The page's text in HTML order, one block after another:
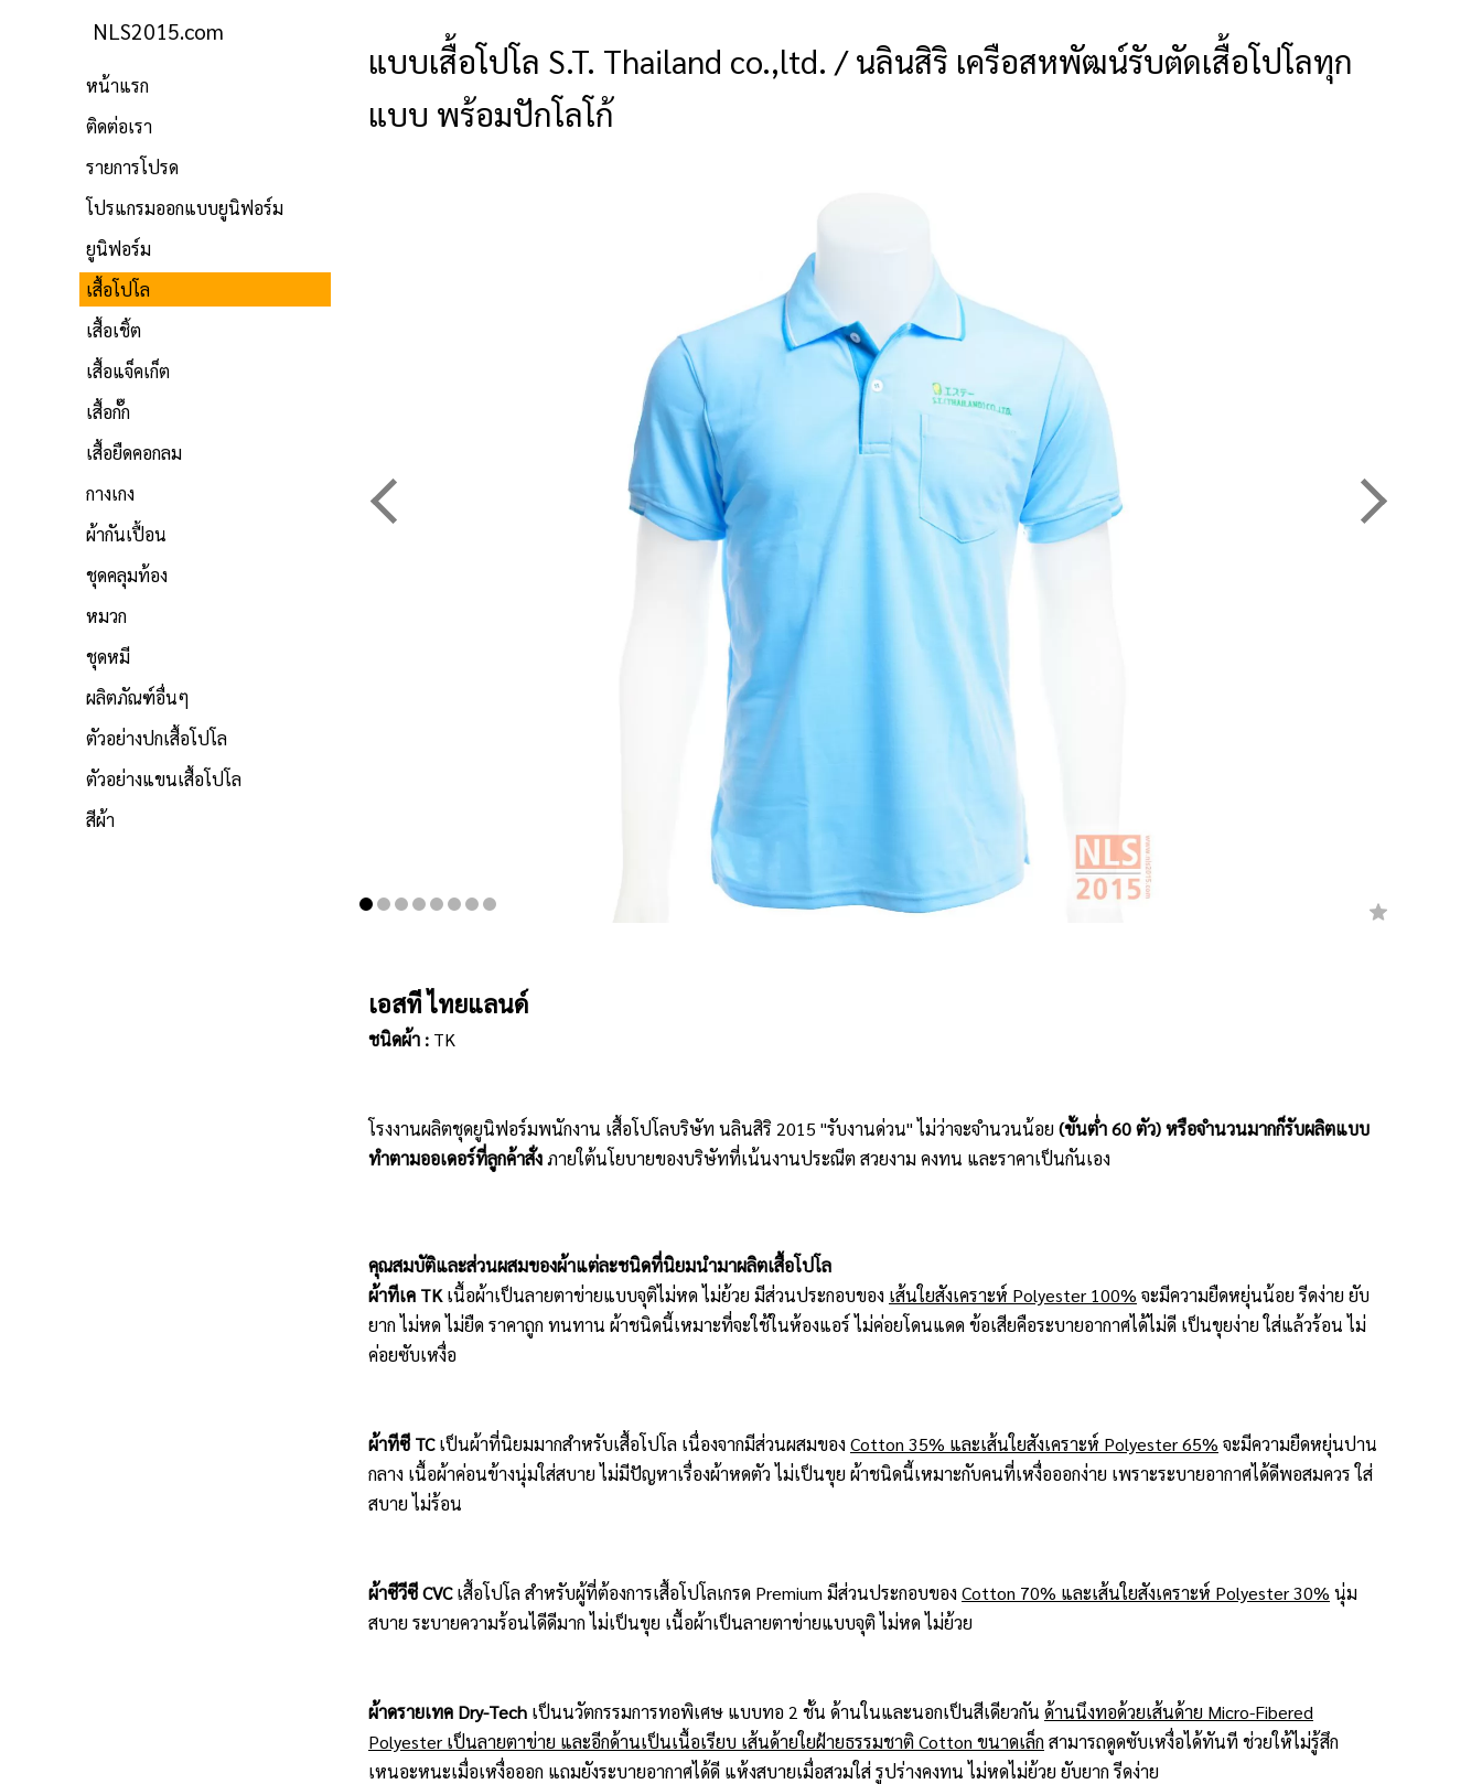
NLS2015.com
หน้าแรก
ติดต่อเรา
รายการโปรด
โปรแกรมออกแบบยูนิฟอร์ม
ยูนิฟอร์ม
เสื้อโปโล
เสื้อเชิ้ต
เสื้อแจ็คเก็ต
เสื้อกั๊ก
เสื้อยืดคอกลม
กางเกง
ผ้ากันเปื้อน
ชุดคลุมท้อง
หมวก
ชุดหมี
ผลิตภัณฑ์อื่นๆ
ตัวอย่างปกเสื้อโปโล
ตัวอย่างแขนเสื้อโปโล
สีผ้า
แบบเสื้อโปโล S.T. Thailand co.,ltd. / นลินสิริ เครือสหพัฒน์รับตัดเสื้อโปโลทุก
แบบ พร้อมปักโลโก้
เอสที ไทยแลนด์
ชนิดผ้า : TK
โรงงานผลิตชุดยูนิฟอร์มพนักงาน เสื้อโปโลบริษัท นลินสิริ 2015 "รับงานด่วน" ไม่ว่าจะจำนวนน้อย (ขั้นต่ำ 60 ตัว) หรือจำนวนมากก็รับผลิตแบบ
ทำตามออเดอร์ที่ลูกค้าสั่งภายใต้นโยบายของบริษัทที่เน้นงานประณีต สวยงาม คงทน และราคาเป็นกันเอง
คุณสมบัติและส่วนผสมของผ้าแต่ละชนิดที่นิยมนำมาผลิตเสื้อโปโล
ผ้าทีเค TKเนื้อผ้าเป็นลายตาข่ายแบบจุติไม่หด ไม่ย้วย มีส่วนประกอบของ เส้นใยสังเคราะห์ Polyester 100% จะมีความยืดหยุ่นน้อย รีดง่าย ยับ
ยาก ไม่หด ไม่ยืด ราคาถูก ทนทาน ผ้าชนิดนี้เหมาะที่จะใช้ในห้องแอร์ ไม่ค่อยโดนแดด ข้อเสียคือระบายอากาศได้ไม่ดี เป็นขุยง่าย ใส่แล้วร้อน ไม่
ค่อยซับเหงื่อ
ผ้าทีซี TCเป็นผ้าที่นิยมมากสำหรับเสื้อโปโล เนื่องจากมีส่วนผสมของ Cotton 35% และเส้นใยสังเคราะห์ Polyester 65% จะมีความยืดหยุ่นปาน
กลาง เนื้อผ้าค่อนข้างนุ่มใส่สบาย ไม่มีปัญหาเรื่องผ้าหดตัว ไม่เป็นขุย ผ้าชนิดนี้เหมาะกับคนที่เหงื่อออกง่าย เพราะระบายอากาศได้ดีพอสมควร ใส่
สบาย ไม่ร้อน
ผ้าซีวีซี CVCเสื้อโปโล สำหรับผู้ที่ต้องการเสื้อโปโลเกรด Premium มีส่วนประกอบของ Cotton 70% และเส้นใยสังเคราะห์ Polyester 30% นุ่ม
สบาย ระบายความร้อนไดีดีมาก ไม่เป็นขุย เนื้อผ้าเป็นลายตาข่ายแบบจุติ ไม่หด ไม่ย้วย
ผ้าดรายเทค Dry-Tech เป็นนวัตกรรมการทอพิเศษ แบบทอ 2 ชั้น ด้านในและนอกเป็นสีเดียวกัน ด้านนึงทอด้วยเส้นด้าย Micro-Fibered
Polyester เป็นลายตาข่าย และอีกด้านเป็นเนื้อเรียบ เส้นด้ายใยฝ้ายธรรมชาติ Cotton ขนาดเล็ก สามารถดูดซับเหงื่อได้ทันที ช่วยให้ไม่รู้สึก
เหนอะหนะเมื่อเหงื่อออก แถมยังระบายอากาศได้ดี แห้งสบายเมื่อสวมใส่ รูปร่างคงทน ไม่หดไม่ย้วย ยับยาก รีดง่าย